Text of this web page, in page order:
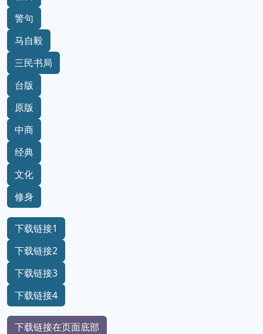
警句
马自毅
三民书局
台版
原版
中商
经典
文化
修身
下载链接1
下载链接2
下载链接3
下载链接4
下载链接在页面底部